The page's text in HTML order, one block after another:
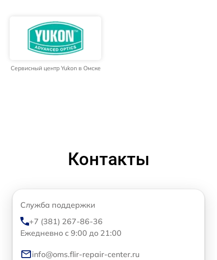
Сервисный центр Yukon в Омске
Контакты
Служба поддержки
+7 (381) 267-86-36
Ежедневно с 9:00 до 21:00
info@oms.flir-repair-center.ru